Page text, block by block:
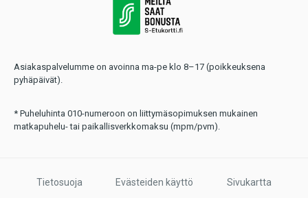
Asiakaspalvelumme on avoinna ma-pe klo 8–17 (poikkeuksena
pyhäpäivät).
* Puheluhinta 010-numeroon on liittymäsopimuksen mukainen
matkapuhelu- tai paikallisverkkomaksu (mpm/pvm).
Tietosuoja Evästeiden käyttö Sivukartta